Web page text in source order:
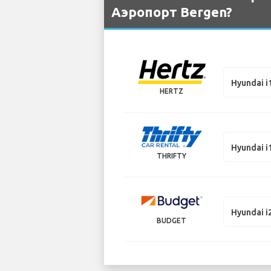
Аэропорт Bergen?
HERTZ
Hyundai
THRIFTY
Hyundai
BUDGET
Hyundai